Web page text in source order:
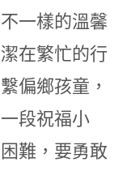
一樣的溫馨
在繁忙的行
偏鄉孩童，
段祝福小
難，要勇敢